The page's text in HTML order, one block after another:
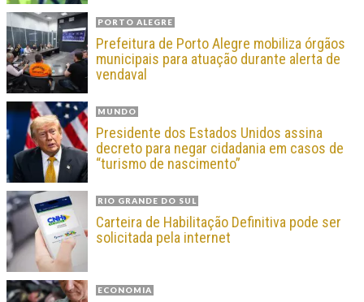
PORTO ALEGRE
Prefeitura de Porto Alegre mobiliza órgãos
municipais para atuação durante alerta de
vendaval
MUNDO
Presidente dos Estados Unidos assina
decreto para negar cidadania em casos de
“turismo de nascimento”
RIO GRANDE DO SUL
Carteira de Habilitação Definitiva pode ser
solicitada pela internet
ECONOMIA